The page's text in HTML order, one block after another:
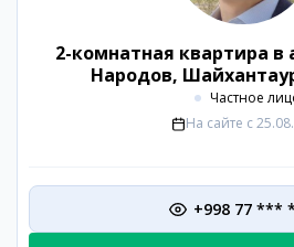
2-комнатная квартира
Народов,
Частное
На сайте с
+998 77 ***